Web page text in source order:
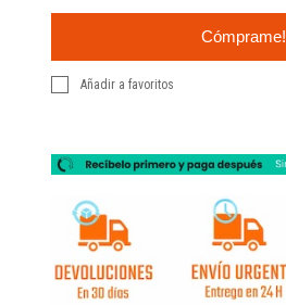
Cómprame!
Añadir a favoritos